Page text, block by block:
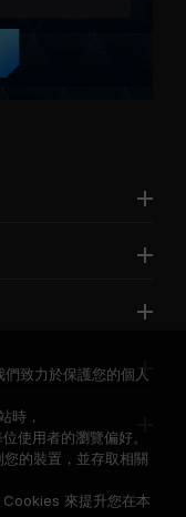
致力於保護您的個人
時，
使用者的瀏覽偏好。
的裝置，並存取相關
Cookies 來提升您在本